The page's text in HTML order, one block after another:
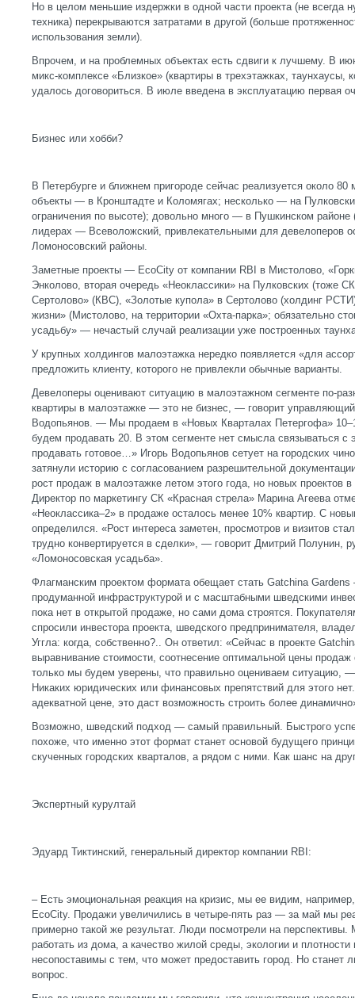
Но в целом меньшие издержки в одной части проекта (не всегда
техника) перекрываются затратами в другой (больше
использования земли).
Впрочем, и на проблемных объектах есть сдвиги к лучшему. В
микс-комплексе «Близкое» (квартиры в трехэтажках,
удалось договориться. В июле введена в эксплуатацию первая
Бизнес или хобби?
В Петербурге и ближнем пригороде сейчас реализуется около
объекты — в Кронштадте и Коломягах; несколько — на
ограничения по высоте); довольно много — в Пушкинском районе
лидерах — Всеволожский, привлекательными для девелоперов
Ломоносовский районы.
Заметные проекты — EcoCity от компании RBI в Мистолово,
Энколово, вторая очередь «Неоклассики» на Пулковских (тоже
Сертолово» (КВС), «Золотые купола» в Сертолово (холдинг
жизни» (Мистолово, на территории «Охта-парка»; обязательно
усадьбу» — нечастый случай реализации уже построенных
У крупных холдингов малоэтажка нередко появляется «для
предложить клиенту, которого не привлекли обычные варианты.
Девелоперы оценивают ситуацию в малоэтажном сегменте по-
квартиры в малоэтажке — это не бизнес, — говорит
Водопьянов. — Мы продаем в «Новых Кварталах Петергофа»
будем продавать 20. В этом сегменте нет смысла связываться с
продавать готовое…» Игорь Водопьянов сетует на городских
затянули историю с согласованием разрешительной
рост продаж в малоэтажке летом этого года, но новых проектов
Директор по маркетингу СК «Красная стрела» Марина Агеева
«Неоклассика–2» в продаже осталось менее 10% квартир. С
определился. «Рост интереса заметен, просмотров и визитов
трудно конвертируется в сделки», — говорит Дмитрий Полунин,
«Ломоносовская усадьба».
Флагманским проектом формата обещает стать Gatchina
продуманной инфраструктурой и с масштабными шведскими
пока нет в открытой продаже, но сами дома строятся.
спросили инвестора проекта, шведского предпринимателя,
Уггла: когда, собственно?.. Он ответил: «Сейчас в проекте
выравнивание стоимости, соотнесение оптимальной цены
только мы будем уверены, что правильно оцениваем ситуацию,
Никаких юридических или финансовых препятствий для этого
адекватной цене, это даст возможность строить более
Возможно, шведский подход — самый правильный. Быстрого
похоже, что именно этот формат станет основой будущего
скученных городских кварталов, а рядом с ними. Как шанс на
Экспертный курултай
Эдуард Тиктинский, генеральный директор компании RBI:
– Есть эмоциональная реакция на кризис, мы ее видим,
EcoCity. Продажи увеличились в четыре-пять раз — за май мы
примерно такой же результат. Люди посмотрели на
работать из дома, а качество жилой среды, экологии и плотности
несопоставимы с тем, что может предоставить город. Но станет
вопрос.